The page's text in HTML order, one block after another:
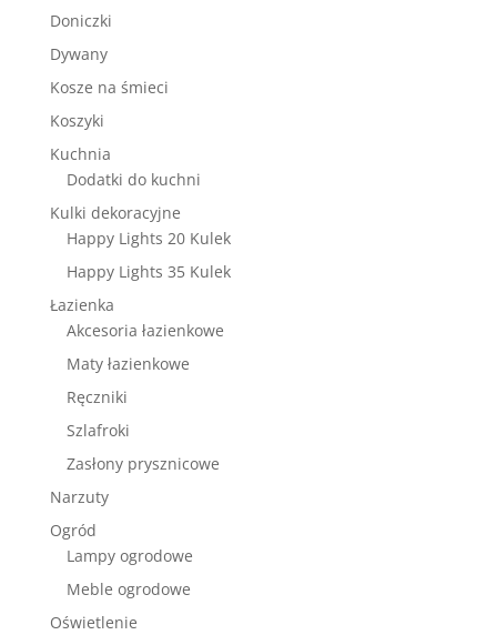
Doniczki
Dywany
Kosze na śmieci
Koszyki
Kuchnia
Dodatki do kuchni
Kulki dekoracyjne
Happy Lights 20 Kulek
Happy Lights 35 Kulek
Łazienka
Akcesoria łazienkowe
Maty łazienkowe
Ręczniki
Szlafroki
Zasłony prysznicowe
Narzuty
Ogród
Lampy ogrodowe
Meble ogrodowe
Oświetlenie